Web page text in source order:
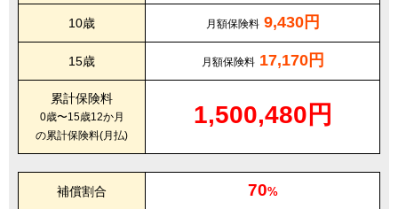
10歳 月額保険料 9,430円
15歳 月額保険料 17,170円
累計保険料
0歳〜15歳12か月
の累計保険料(月払)
1,500,480円
補償割合 70%